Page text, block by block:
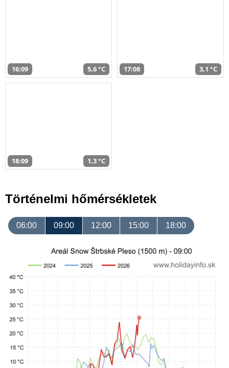
16:09 5,6 °C 17:08 3,1 °C
18:09 1,3 °C
Történelmi hőmérsékletek
06:00 09:00 12:00 15:00 18:00